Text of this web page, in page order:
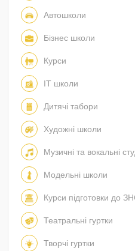
Автошколи
Бізнес школи
Курси
IT школи
Дитячі табори
Художні школи
Музичні та вокальні
Модельні школи
Курси підготовки до
Театральні гуртки
Творчі гуртки